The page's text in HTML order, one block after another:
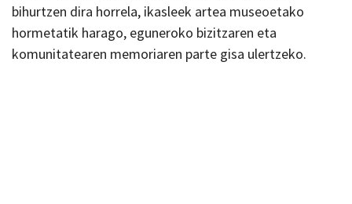
bihurtzen dira horrela, ikasleek artea museoetako
hormetatik harago, eguneroko bizitzaren eta
komunitatearen memoriaren parte gisa ulertzeko.